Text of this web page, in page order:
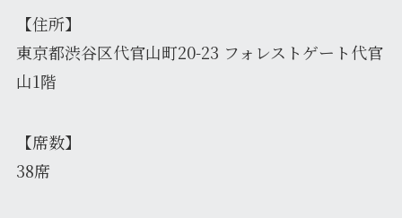
【住所】
東京都渋谷区代官山町20-23 フォレストゲート代官
山1階
【席数】
38席